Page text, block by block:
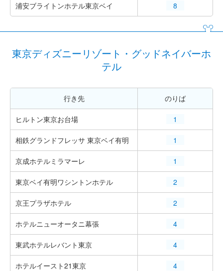
浦安ブライトンホテル東京ベイ 8
東京ディズニーリゾート・グッドネイバーホ
テル
行き先 のりば
ヒルトン東京お台場 1
相鉄グランドフレッサ 東京ベイ有明 1
京成ホテルミラマーレ 1
東京ベイ有明ワシントンホテル 2
京王プラザホテル 2
ホテルニューオータニ幕張 4
東武ホテルレバント東京 4
ホテルイースト21東京 4